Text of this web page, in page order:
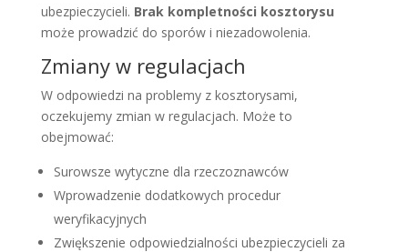
ubezpieczycieli. Brak kompletności kosztorysu
może prowadzić do sporów i niezadowolenia.
Zmiany w regulacjach
W odpowiedzi na problemy z kosztorysami,
oczekujemy zmian w regulacjach. Może to
obejmować:
Surowsze wytyczne dla rzeczoznawców
Wprowadzenie dodatkowych procedur
weryfikacyjnych
Zwiększenie odpowiedzialności ubezpieczycieli za